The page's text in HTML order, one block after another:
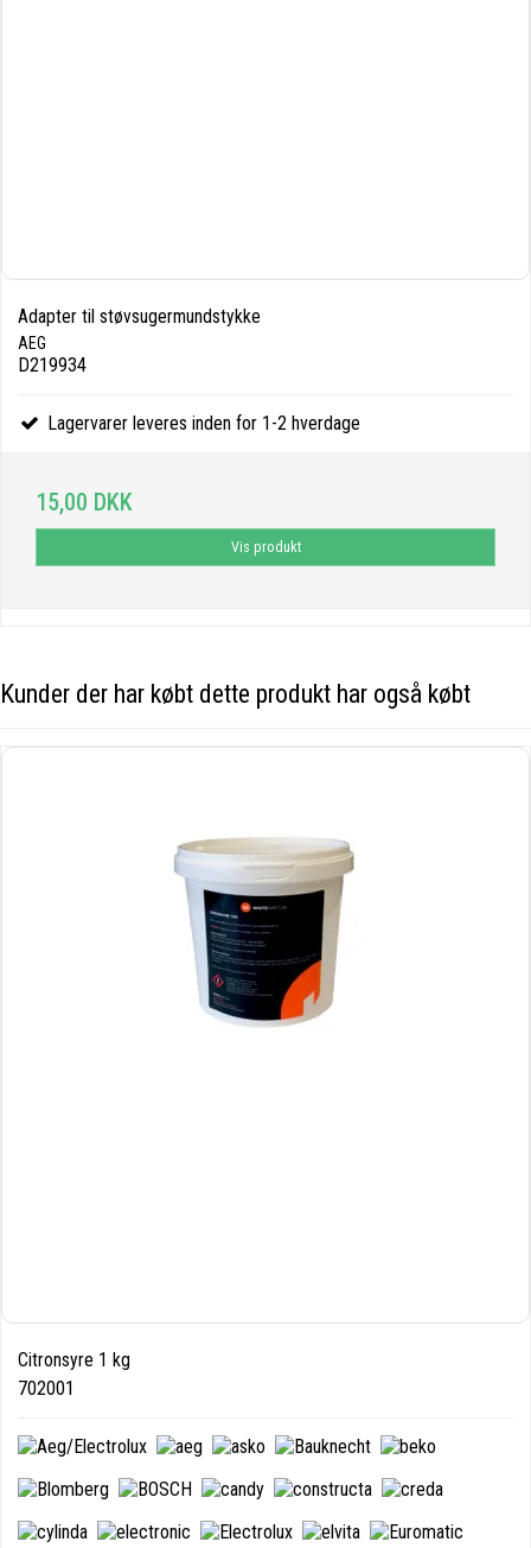
Adapter til støvsugermundstykke
AEG
D219934
Lagervarer leveres inden for 1-2 hverdage
15,00 DKK
Vis produkt
Kunder der har købt dette produkt har også købt
Citronsyre 1 kg
702001